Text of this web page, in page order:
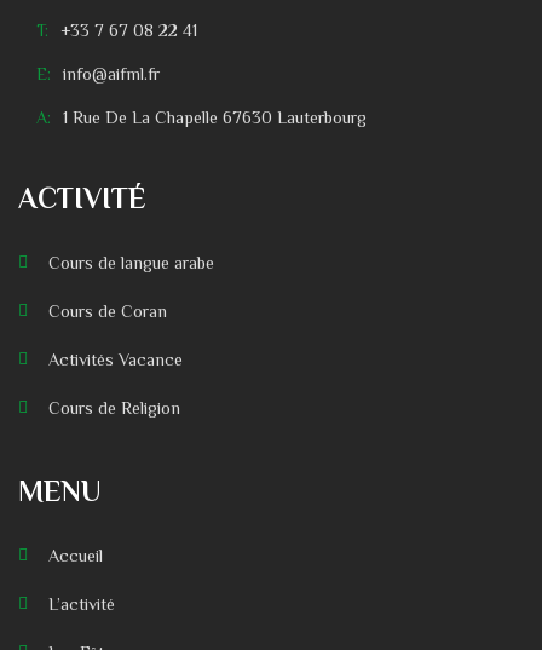
T: +33 7 67 08 22 41
E: info@aifml.fr
A: 1 Rue De La Chapelle 67630 Lauterbourg
ACTIVITÉ
Cours de langue arabe
Cours de Coran
Activités Vacance
Cours de Religion
MENU
Accueil
L’activité